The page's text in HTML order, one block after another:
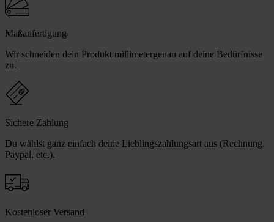
Maßanfertigung
Wir schneiden dein Produkt millimetergenau auf deine Bedürfnisse
zu.
Sichere Zahlung
Du wählst ganz einfach deine Lieblingszahlungsart aus (Rechnung,
Paypal, etc.).
Kostenloser Versand